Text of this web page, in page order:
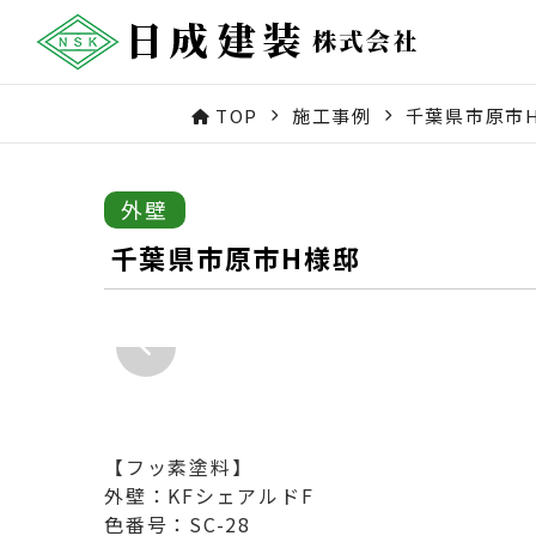
TOP 施工事例 千葉県市原市
外壁
千葉県市原市H様邸
【フッ素塗料】
外壁：KFシェアルドF
色番号：SC-28